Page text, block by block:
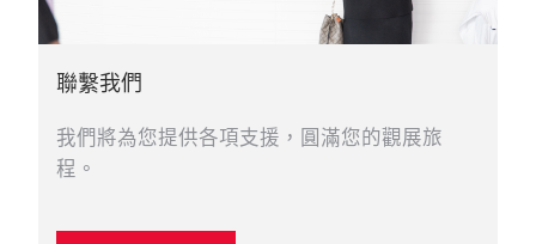
聯繫我們
我們將為您提供各項支援，圓滿您的觀展旅
程。